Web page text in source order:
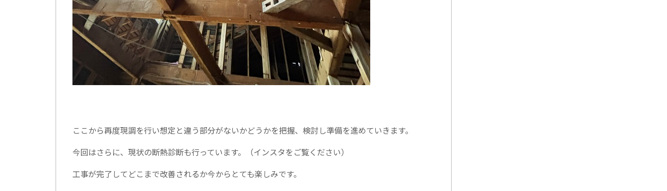
ここから再度現調を行い想定と違う部分がないかどうかを把握、検討し準備を進めていきます。
今回はさらに、現状の断熱診断も行っています。（インスタをご覧ください）
工事が完了してどこまで改善されるか今からとても楽しみです。